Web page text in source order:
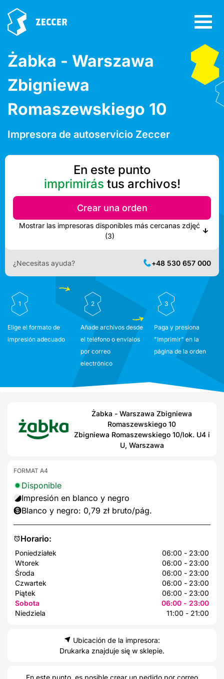
Żabka - Warszawa
Zbigniewa
Romaszewskiego 10
Impresora de autoservicio Zeccer
En este punto
imprimirás tus archivos!
Crear una orden
Mostrar las impresoras disponibles más cercanas zdjęć
(3)
¿Necesitas ayuda? +48 530 657 000
1
Elige el formato de
impresión adecuado
2
Añade archivos desde
el teléfono o envíalos
por correo
electrónico
3
Paga y presiona
"Imprimir" en la
página de la orden
Żabka - Warszawa Zbigniewa
Romaszewskiego 10
Zbigniewa Romaszewskiego 10/lok. U4 i
U, Warszawa
Horario:
Poniedziałek
06:00 - 23:00
Wtorek
06:00 - 23:00
Środa
06:00 - 23:00
Czwartek
06:00 - 23:00
Piątek
06:00 - 23:00
Sobota
06:00 - 23:00
Niedziela
11:00 - 21:00
FORMAT A4
Disponible
Impresión en blanco y negro
Blanco y negro: 0,79 zł bruto/pág.
Ubicación de la impresora:
Drukarka znajduje się w sklepie.
En este punto, es posible crear un pedido por correo